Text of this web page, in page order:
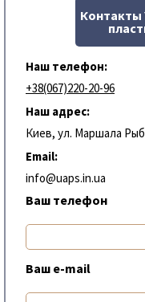
Контакты
Наш телефон:
+38(067)220-20-96
Наш адрес:
Киев, ул. Маршала
Email:
info@uaps.in.ua
Ваш телефон
Ваш e-mail